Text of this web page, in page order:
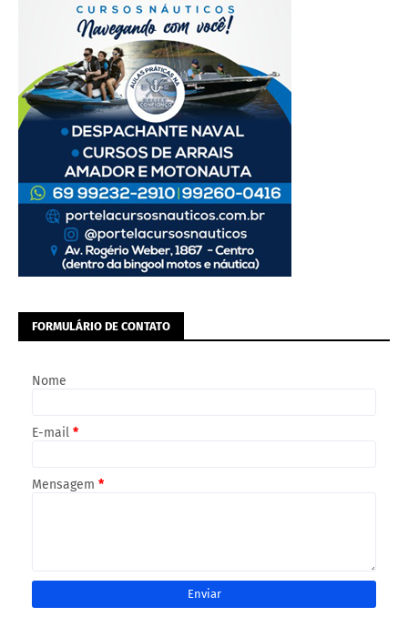
FORMULÁRIO DE CONTATO
Nome
E-mail *
Mensagem *